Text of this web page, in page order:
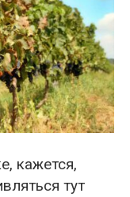
кажется,
тут